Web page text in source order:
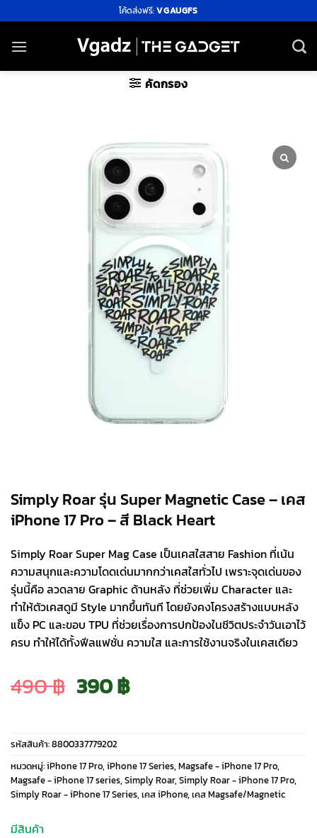
ไป
ยัง
โค้ดส่งฟรี:VGAUGFS
คัดกรอง
Simply Roar รุ่น Super Magnetic Case – เคส
iPhone 17 Pro – สี Black Heart
Simply Roar Super Mag Case เป็นเคสใสสาย Fashion ที่เน้น
ความสนุกและความโดดเด่นมากกว่าเคสใสทั่วไป เพราะจุดเด่นของ
รุ่นนี้คือ ลวดลาย Graphic ด้านหลัง ที่ช่วยเพิ่ม Character และ
ทำให้ตัวเคสดูมี Style มากขึ้นทันที โดยยังคงโครงสร้างแบบหลัง
แข็ง PC และขอบ TPU ที่ช่วยเรื่องการปกป้องในชีวิตประจำวันเอาไว้
ครบ ทำให้ได้ทั้งฟีลแฟชั่น ความใส และการใช้งานจริงในเคสเดียว
490฿ Original
price
was:
490 ฿.
390฿Current
price
is:
390 ฿.
รหัสสินค้า:8800337779202
หมวดหมู่:iPhone 17 Pro, iPhone 17 Series, Magsafe - iPhone 17 Pro,
Magsafe - iPhone 17 series, Simply Roar, Simply Roar - iPhone 17 Pro,
Simply Roar - iPhone 17 Series, เคส iPhone, เคส Magsafe/Magnetic
มีสินค้า